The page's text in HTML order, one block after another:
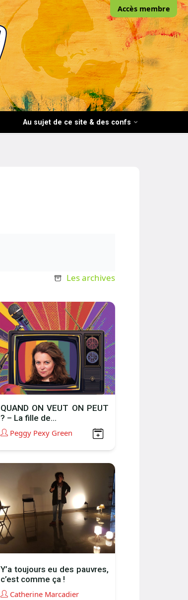
Accès membre
Au sujet de ce site & des confs
Les archives
QUAND ON VEUT ON PEUT
? – La fille de...
Peggy Pexy Green
Y’a toujours eu des pauvres,
c’est comme ça !
Catherine Marcadier